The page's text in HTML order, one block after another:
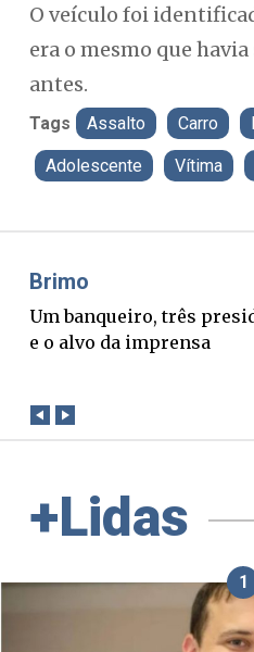
O veículo foi
era o mesmo que
antes.
Tags Assalto Carro
Adolescente Vítima
Misael Elias
O Boato corre mais
verdade. Mas quem paga a
+Lidas
1